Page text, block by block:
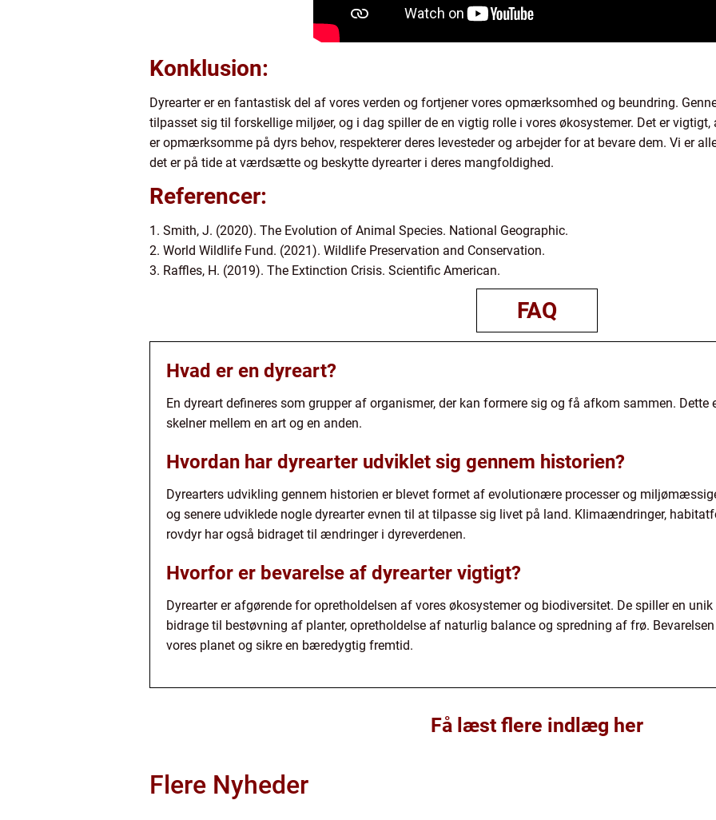
Konklusion:
Dyrearter er en fantastisk del af vores verden og fortjener vores opmærksomhed og beundring.
tilpasset sig til forskellige miljøer, og i dag spiller de en vigtig rolle i vores økosystemer. Det er
er opmærksomme på dyrs behov, respekterer deres levesteder og arbejder for at bevare dem. Vi er
det er på tide at værdsætte og beskytte dyrearter i deres mangfoldighed.
Referencer:
1. Smith, J. (2020). The Evolution of Animal Species. National Geographic.
2. World Wildlife Fund. (2021). Wildlife Preservation and Conservation.
3. Raffles, H. (2019). The Extinction Crisis. Scientific American.
FAQ
Hvad er en dyreart?
En dyreart defineres som grupper af organismer, der kan formere sig og få afkom sammen. Dette
skelner mellem en art og en anden.
Hvordan har dyrearter udviklet sig gennem historien?
Dyrearters udvikling gennem historien er blevet formet af evolutionære processer og
og senere udviklede nogle dyrearter evnen til at tilpasse sig livet på land. Klimaændringer,
rovdyr har også bidraget til ændringer i dyreverdenen.
Hvorfor er bevarelse af dyrearter vigtigt?
Dyrearter er afgørende for opretholdelsen af vores økosystemer og biodiversitet. De spiller en
bidrage til bestøvning af planter, opretholdelse af naturlig balance og spredning af frø.
vores planet og sikre en bæredygtig fremtid.
Få læst flere indlæg her
Flere Nyheder